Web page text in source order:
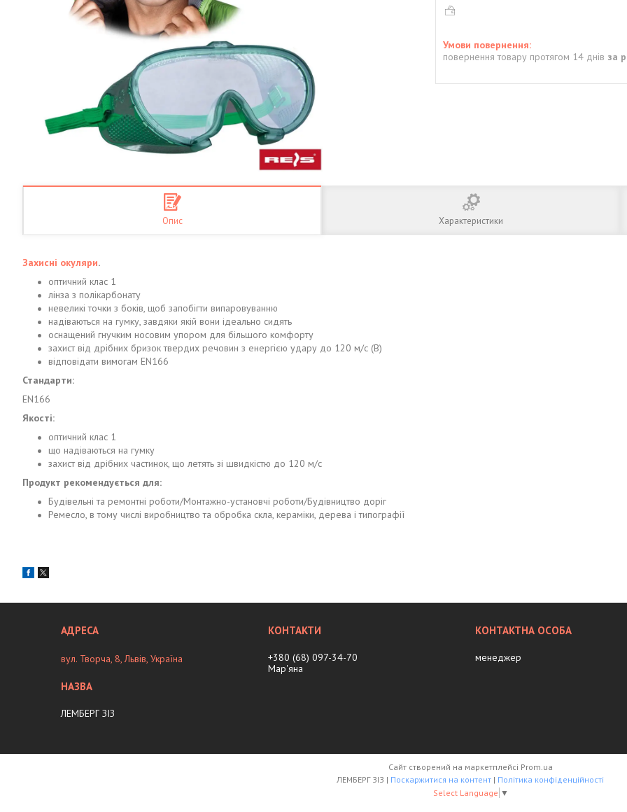
повернення товару протягом 14 днів за
Опис Характеристики
Захисні окуляри.
оптичний клас 1
лінза з полікарбонату
невеликі точки з боків, щоб запобігти випаровуванню
надіваються на гумку, завдяки якій вони ідеально сидять
оснащений гнучким носовим упором для більшого комфорту
захист від дрібних бризок твердих речовин з енергією удару до 120 м/с (B)
відповідати вимогам EN166
Стандарти:
EN166
Якості:
оптичний клас 1
що надіваються на гумку
захист від дрібних частинок, що летять зі швидкістю до 120 м/с
Продукт рекомендується для:
Будівельні та ремонтні роботи/Монтажно-установчі роботи/Будівництво доріг
Ремесло, в тому числі виробництво та обробка скла, кераміки, дерева і типографії
вул. Творча, 8, Львів, Україна
ЛЕМБЕРГ ЗІЗ
+380 (68) 097-34-70
Мар'яна
менеджер
Сайт створений на маркетплейсі Prom.ua
ЛЕМБЕРГ ЗІЗ | Поскаржитися на контент | Політика конфіденційності
Select Language ▼